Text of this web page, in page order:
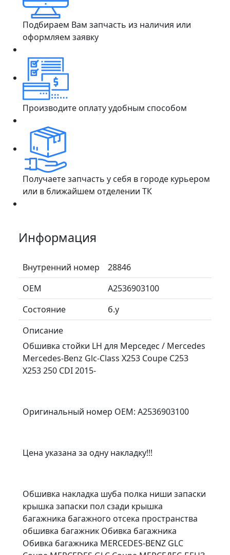
Подбираем Вам запчасть из наличия или
оформляем заявку
Производите оплату удобным способом
Получаете запчасть у себя в городе курьером
или в ближайшем отделении ТК
Информация
Внутренний номер
28846
ОЕМ
A2536903100
Состояние
б.у
Описание
Обшивка стойки LH для Мерседес / Mercedes
Mercedes-Benz Glc-Class X253 Coupe C253
X253 250 CDI 2015-
Оригинальный номер OEM: A2536903100
Цена указана за одну накладку!!!
Обшивка накладка шуба полка ниши запаски
крышка запаски пол сзади крышка
багажника багажного отсека пространства
обшивка багажник Обивка багажника
Обивка багажника MERCEDES-BENZ GLC